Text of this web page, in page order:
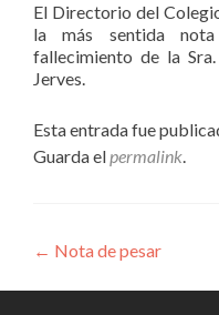
El Directorio del
la más sentida
fallecimiento de la
Jerves.
Esta entrada fue
Guarda elpermalink.
Navegación
de
← Nota de pesar